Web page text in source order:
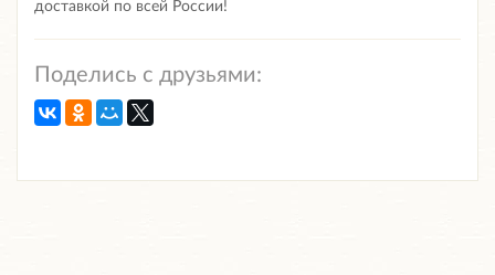
доставкой по всей России!
Поделись с друзьями: